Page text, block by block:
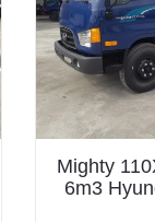
Mighty
6m3